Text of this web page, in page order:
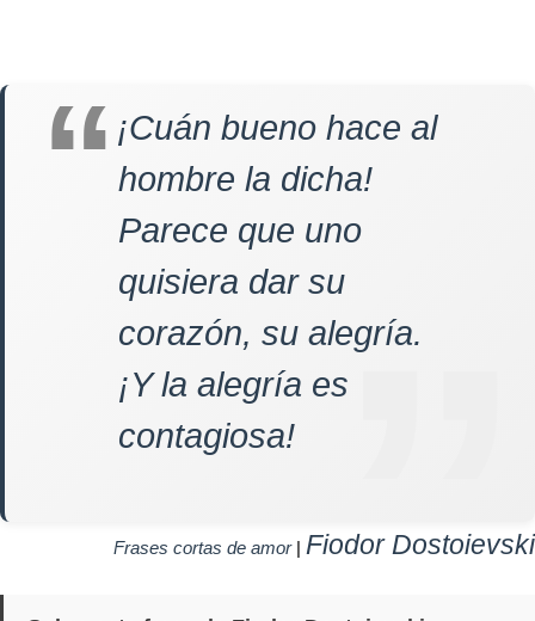
¡Cuán bueno hace al
hombre la dicha!
Parece que uno
quisiera dar su
corazón, su alegría.
¡Y la alegría es
contagiosa!
Frases cortas de amor| Fiodor Dostoievski